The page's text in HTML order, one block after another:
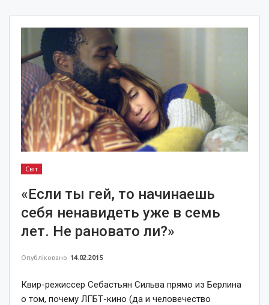
Світ
«Если ты гей, то начинаешь
себя ненавидеть уже в семь
лет. Не рановато ли?»
Опубліковано 14.02.2015
Квир-режиссер Себастьян Сильва прямо из Берлина
о том, почему ЛГБТ-кино (да и человечество